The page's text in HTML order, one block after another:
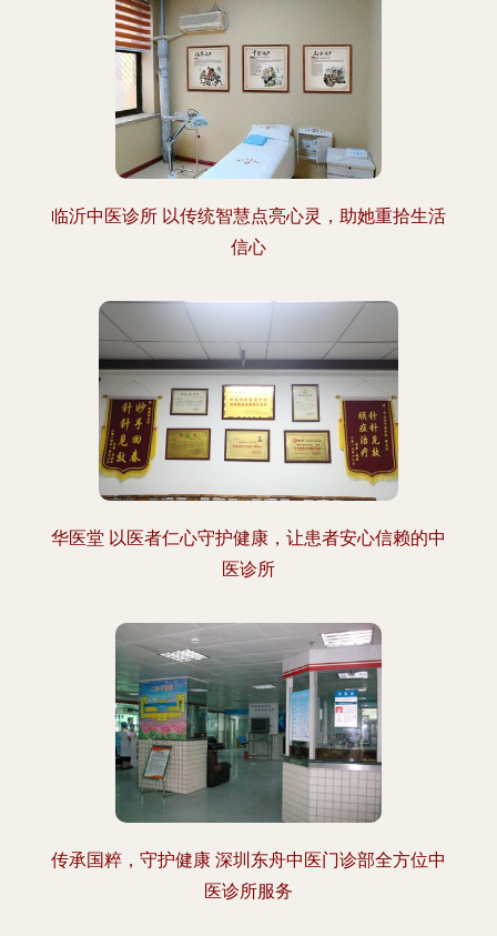
临沂中医诊所 以传统智慧点亮心灵，助她重拾生活
信心
华医堂 以医者仁心守护健康，让患者安心信赖的中
医诊所
传承国粹，守护健康 深圳东舟中医门诊部全方位中
医诊所服务